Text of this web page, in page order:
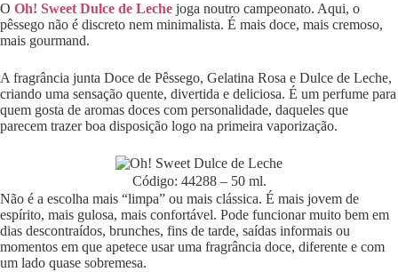
O Oh! Sweet Dulce de Leche joga noutro campeonato. Aqui, o
pêssego não é discreto nem minimalista. É mais doce, mais cremoso,
mais gourmand.
A fragrância junta Doce de Pêssego, Gelatina Rosa e Dulce de Leche,
criando uma sensação quente, divertida e deliciosa. É um perfume para
quem gosta de aromas doces com personalidade, daqueles que
parecem trazer boa disposição logo na primeira vaporização.
Código: 44288 – 50 ml.
Não é a escolha mais “limpa” ou mais clássica. É mais jovem de
espírito, mais gulosa, mais confortável. Pode funcionar muito bem em
dias descontraídos, brunches, fins de tarde, saídas informais ou
momentos em que apetece usar uma fragrância doce, diferente e com
um lado quase sobremesa.